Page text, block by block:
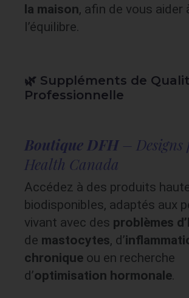
la maison, afin de vous aider
l’équilibre.
🌿 Suppléments de
Professionnelle
Boutique DFH– Designs
Health Canada
Accédez à des produits
biodisponibles, adaptés aux
vivant avec des problèmes
de mastocytes, d’
chronique ou en recherche
d’optimisation hormonale.